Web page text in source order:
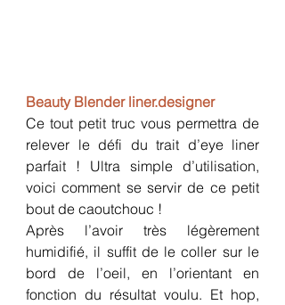
Beauty Blender liner.designer
Ce tout petit truc vous permettra de
relever le défi du trait d’eye liner
parfait ! Ultra simple d’utilisation,
voici comment se servir de ce petit
bout de caoutchouc !
Après l’avoir très légèrement
humidifié, il suffit de le coller sur le
bord de l’oeil, en l’orientant en
fonction du résultat voulu. Et hop,